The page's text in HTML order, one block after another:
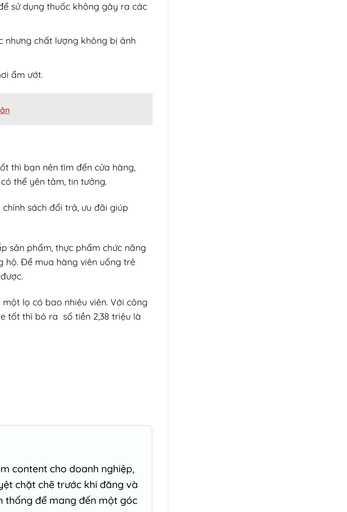
sử dụng thuốc không gây ra các
nhưng chất lượng không bị ảnh
ẩm ướt.
thì bạn nên tìm đến cửa hàng,
thể yên tâm, tin tưởng.
sách đổi trả, ưu đãi giúp
sản phẩm, thực phẩm chức năng
hộ. Để mua hàng viên uống trẻ
lọ có bao nhiêu viên. Với công
tốt thì bỏ ra số tiền 2,38 triệu là
content cho doanh nghiệp,
chặt chẽ trước khi đăng và
thống để mang đến một góc